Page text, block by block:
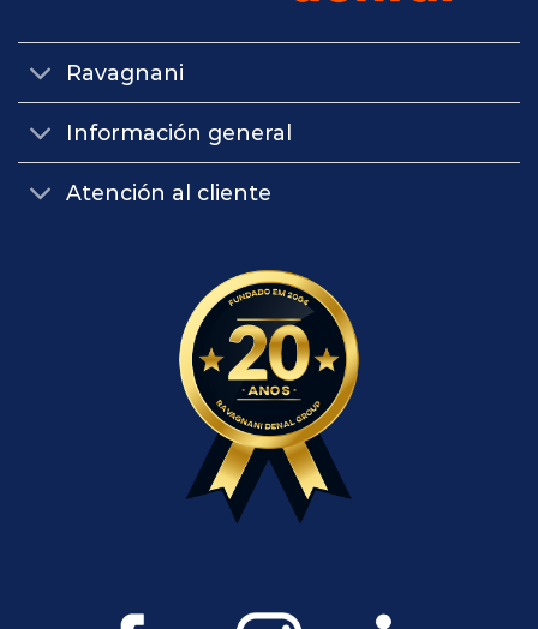
Ravagnani
Información general
Atención al cliente